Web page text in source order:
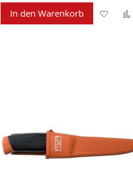
In den Warenkorb
Zur